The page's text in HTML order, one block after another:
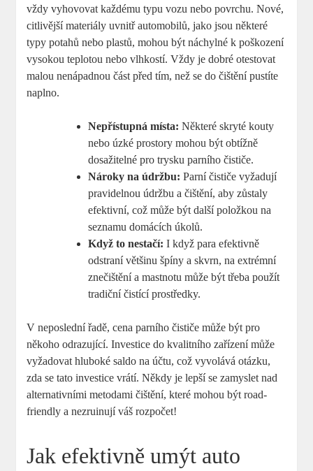
vždy vyhovovat každému typu vozu nebo povrchu. Nové,
citlivější materiály uvnitř automobilů, jako jsou některé
typy potahů nebo plastů, mohou být náchylné k poškození
vysokou teplotou nebo vlhkostí. Vždy je dobré otestovat
malou nenápadnou část před tím, než se do čištění pustíte
naplno.
Nepřístupná místa: Některé skryté kouty
nebo úzké prostory mohou být obtížně
dosažitelné pro trysku parního čističe.
Nároky na údržbu: Parní čističe vyžadují
pravidelnou údržbu a čištění, aby zůstaly
efektivní, což může být další položkou na
seznamu domácích úkolů.
Když to nestačí: I když para efektivně
odstraní většinu špíny a skvrn, na extrémní
znečištění a mastnotu může být třeba použít
tradiční čistící prostředky.
V neposlední řadě, cena parního čističe může být pro
někoho odrazující. Investice do kvalitního zařízení může
vyžadovat hluboké saldo na účtu, což vyvolává otázku,
zda se tato investice vrátí. Někdy je lepší se zamyslet nad
alternativními metodami čištění, které mohou být road-
friendly a nezruinují váš rozpočet!
Jak efektivně umýt auto